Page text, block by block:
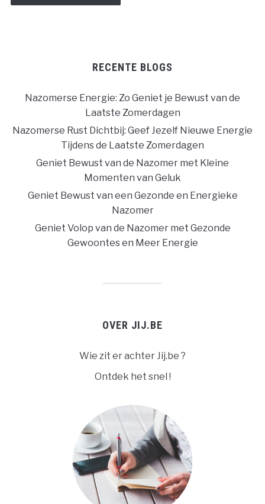
RECENTE BLOGS
Nazomerse Energie: Zo Geniet je Bewust van de
Laatste Zomerdagen
Nazomerse Rust Dichtbij: Geef Jezelf Nieuwe Energie
Tijdens de Laatste Zomerdagen
Geniet Bewust van de Nazomer met Kleine
Momenten van Geluk
Geniet Bewust van een Gezonde en Energieke
Nazomer
Geniet Volop van de Nazomer met Gezonde
Gewoontes en Meer Energie
OVER JIJ.BE
Wie zit er achter Jij.be ?
Ontdek het snel !